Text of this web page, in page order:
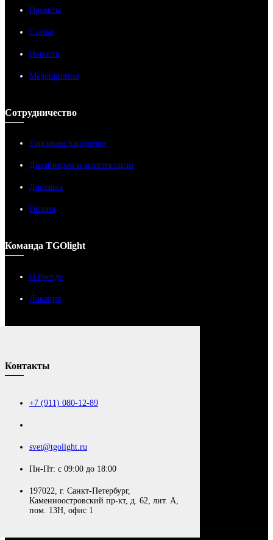
Проекты
Статьи
Новости
Мероприятия
Сотрудничество
Торговым партнерам
Дизайнерам и архитекторам
Доставка
Оплата
Команда TGOlight
О бренде
Локация
Контакты
+7 (911) 080-12-89
svet@tgolight.ru
Пн-Пт: с 09:00 до 18:00
197022, г. Санкт-Петербург,
Каменноостровский пр-кт, д. 62, лит. А,
пом. 13Н, офис 1